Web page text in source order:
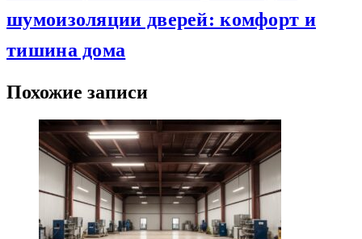
шумоизоляции дверей: комфорт и
тишина дома
Похожие записи